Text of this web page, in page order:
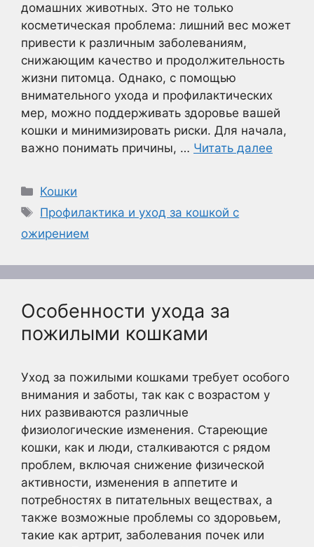
домашних животных. Это не только
косметическая проблема: лишний вес может
привести к различным заболеваниям,
снижающим качество и продолжительность
жизни питомца. Однако, с помощью
внимательного ухода и профилактических
мер, можно поддерживать здоровье вашей
кошки и минимизировать риски. Для начала,
важно понимать причины, … Читать далее
Рубрики
Кошки
Метки
Профилактика и уход за кошкой с
ожирением
Особенности ухода за
пожилыми кошками
Уход за пожилыми кошками требует особого
внимания и заботы, так как с возрастом у
них развиваются различные
физиологические изменения. Стареющие
кошки, как и люди, сталкиваются с рядом
проблем, включая снижение физической
активности, изменения в аппетите и
потребностях в питательных веществах, а
также возможные проблемы со здоровьем,
такие как артрит, заболевания почек или